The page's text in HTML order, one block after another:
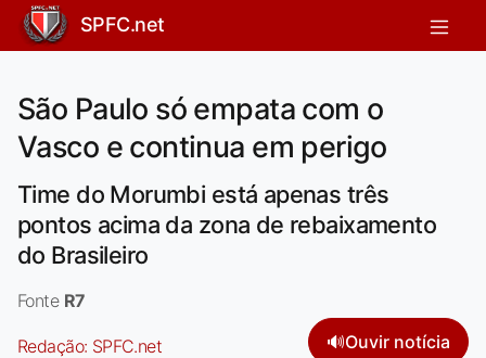
SPFC.net
São Paulo só empata com o
Vasco e continua em perigo
Time do Morumbi está apenas três
pontos acima da zona de rebaixamento
do Brasileiro
Fonte R7
Redação: SPFC.net 🔊Ouvir notícia